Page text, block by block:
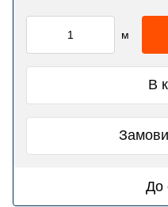
м
В
До